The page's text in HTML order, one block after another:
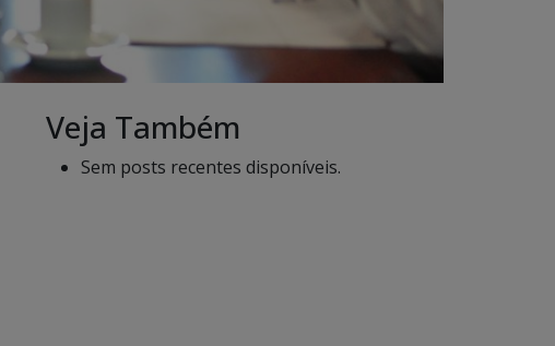
Veja Também
Sem posts recentes disponíveis.